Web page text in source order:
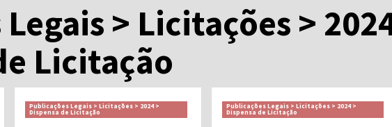
> Licitações >
Licitação
Publicações Legais > Licitações > 2024 >
Dispensa de Licitação
Publicações Legais > Licitações > 2024 >
Dispensa de Licitação